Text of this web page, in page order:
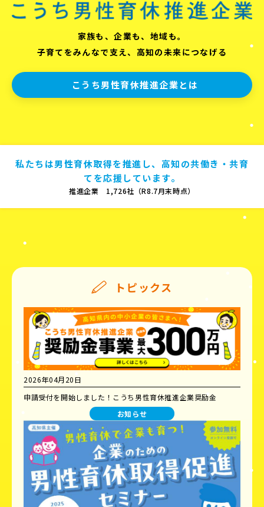
家族も、企業も、地域も。
子育てをみんなで支え、高知の未来につなげる
こうち男性育休推進企業とは
私たちは男性育休取得を推進し、高知の共働き・共育
てを応援しています。
推進企業 1,726社（R8.7月末時点）
トピックス
2026年04月20日
申請受付を開始しました！こうち男性育休推進企業奨励金
お知らせ